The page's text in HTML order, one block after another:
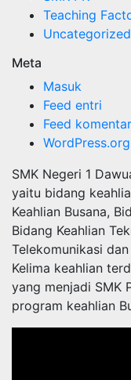
Teaching
Uncategorized
Meta
Masuk
Feed entri
Feed komentar
WordPress.org
SMK Negeri 1
yaitu bidang
Keahlian Busana,
Bidang Keahlian
Telekomunikasi
Kelima keahlian
yang menjadi SMK
program keahlian